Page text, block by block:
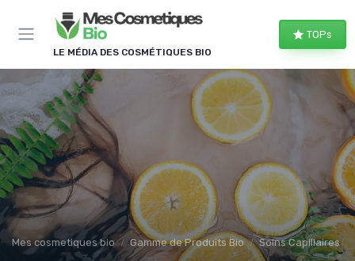
LE MÉDIA DES COSMÉTIQUES BIO
TOPs
Mes cosmetiques bio Gamme de Produits Bio Soins Capillaires
Panneau de gestion des cookies